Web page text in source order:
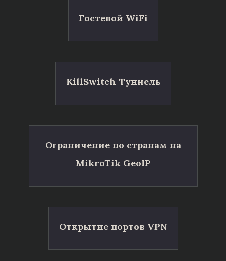
Гостевой WiFi
KillSwitch Туннель
Ограничение по странам на
MikroTik GeoIP
Открытие портов VPN